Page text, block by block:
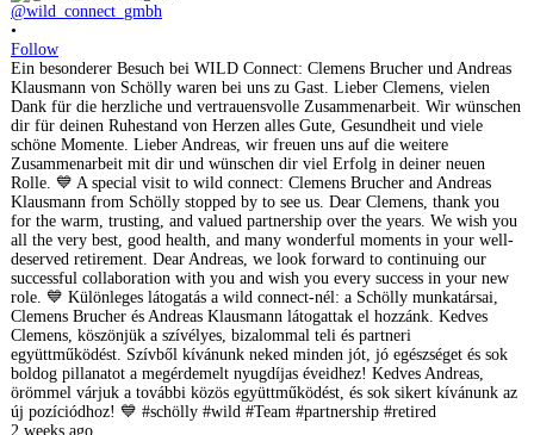
@wild_connect_gmbh
•
Follow
Ein besonderer Besuch bei WILD Connect: Clemens Brucher und Andreas
Klausmann von Schölly waren bei uns zu Gast. Lieber Clemens, vielen
Dank für die herzliche und vertrauensvolle Zusammenarbeit. Wir wünschen
dir für deinen Ruhestand von Herzen alles Gute, Gesundheit und viele
schöne Momente. Lieber Andreas, wir freuen uns auf die weitere
Zusammenarbeit mit dir und wünschen dir viel Erfolg in deiner neuen
Rolle. 💙 A special visit to wild connect: Clemens Brucher and Andreas
Klausmann from Schölly stopped by to see us. Dear Clemens, thank you
for the warm, trusting, and valued partnership over the years. We wish you
all the very best, good health, and many wonderful moments in your well-
deserved retirement. Dear Andreas, we look forward to continuing our
successful collaboration with you and wish you every success in your new
role. 💙 Különleges látogatás a wild connect-nél: a Schölly munkatársai,
Clemens Brucher és Andreas Klausmann látogattak el hozzánk. Kedves
Clemens, köszönjük a szívélyes, bizalommal teli és partneri
együttműködést. Szívből kívánunk neked minden jót, jó egészséget és sok
boldog pillanatot a megérdemelt nyugdíjas éveidhez! Kedves Andreas,
örömmel várjuk a további közös együttműködést, és sok sikert kívánunk az
új pozíciódhoz! 💙 #schölly #wild #Team #partnership #retired
2 weeks ago